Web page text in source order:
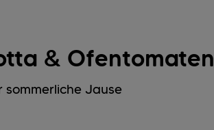
& Ofentomaten
Jause